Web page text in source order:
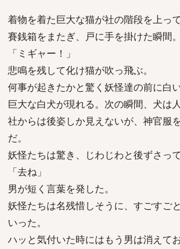
着物を着た巨大な猫が社の階段を上って
賽銭箱をまたぎ、戸に手を掛けた瞬間。
「ミギャー！」
悲鳴を残して化け猫が吹っ飛ぶ。
何事が起きたかと驚く妖怪達の前に白
巨大な白犬が現れる。次の瞬間、犬は
社からは後姿しか見えないが、神官服
だ。
妖怪たちは驚き、じわじわと後ずさって
「去ね」
男が短く言葉を発した。
妖怪たちは名残惜しそうに、すごすご
いった。
ハッと気付いた時にはもう男は消えて